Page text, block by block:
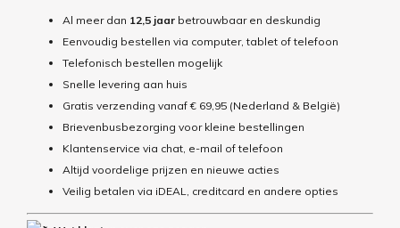
Al meer dan 12,5 jaar betrouwbaar en deskundig
Eenvoudig bestellen via computer, tablet of telefoon
Telefonisch bestellen mogelijk
Snelle levering aan huis
Gratis verzending vanaf € 69,95 (Nederland & België)
Brievenbusbezorging voor kleine bestellingen
Klantenservice via chat, e-mail of telefoon
Altijd voordelige prijzen en nieuwe acties
Veilig betalen via iDEAL, creditcard en andere opties